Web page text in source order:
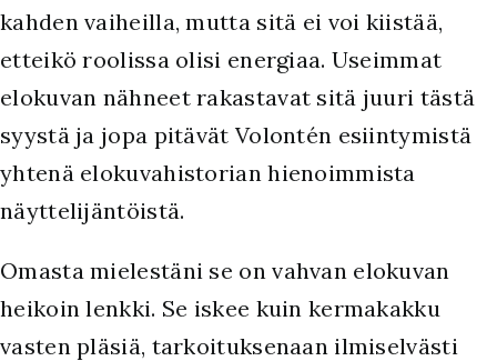
kahden vaiheilla, mutta sitä ei voi kiistää,
etteikö roolissa olisi energiaa. Useimmat
elokuvan nähneet rakastavat sitä juuri tästä
syystä ja jopa pitävät Volontén esiintymistä
yhtenä elokuvahistorian hienoimmista
näyttelijäntöistä.
Omasta mielestäni se on vahvan elokuvan
heikoin lenkki. Se iskee kuin kermakakku
vasten pläsiä, tarkoituksenaan ilmiselvästi